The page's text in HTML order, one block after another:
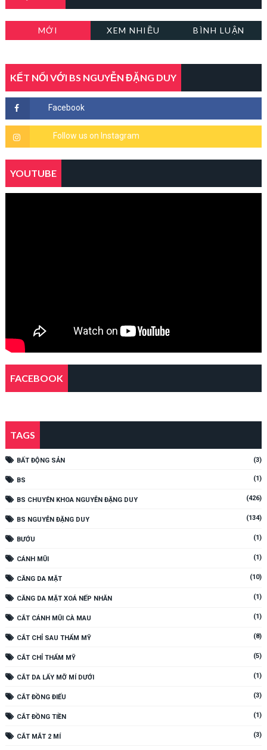
MỚI XEM NHIỀU BÌNH LUẬN
KẾT NỐI VỚI BS NGUYỄN ĐẶNG DUY
YOUTUBE
FACEBOOK
TAGS
BẤT ĐỘNG SẢN (3)
BS (1)
BS CHUYÊN KHOA NGUYỄN ĐẶNG DUY (426)
BS NGUYỄN ĐẶNG DUY (134)
BƯỚU (1)
CÁNH MŨI (1)
CĂNG DA MẶT (10)
CĂNG DA MẶT XOÁ NẾP NHĂN (1)
CẮT CÁNH MŨI CÀ MAU (1)
CẮT CHỈ SAU THẨM MỸ (8)
CẮT CHỈ THẨM MỸ (5)
CẮT DA LẤY MỠ MÍ DƯỚI (1)
CẮT ĐỒNG ĐIẾU (3)
CẮT ĐỒNG TIỀN (1)
CẮT MẮT 2 MÍ (3)